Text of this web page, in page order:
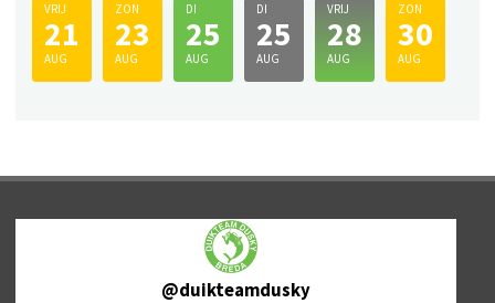
VRIJ
21
AUG
ZON
23
AUG
DI
25
AUG
DI
25
AUG
VRIJ
28
AUG
ZON
30
AUG
@duikteamdusky